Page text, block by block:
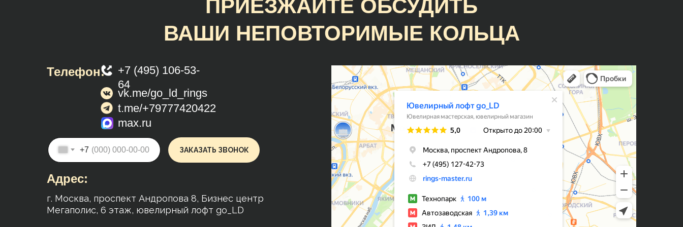
Замечательное предприятие с
прекрасными людьми и очень
интересной продукцией. Случайно
наткнулся на образец кольца и
лучше ничего не нашёл. Сделали
очень красиво, аккуратно, точно по
размеру и гораздо раньше
оговорённого срока. Молодцы!
Кольца классные, причем, делают
оперативно, есть своя система
лояльности и скидок, что весьма
приятно) Мне на помолвку
молодой человек заказывал
кольцо, но немного не попал в
размер. Сотрудники подогнали
кольцо под размер - это входит в
ПРИЕЗЖАЙТЕ ОБСУДИТЬ
ВАШИ НЕПОВТОРИМЫЕ КОЛЬЦА
Телефон:
+7 (495) 106-53-
64
vk.me/go_ld_rings
Адрес:
г. Москва, проспект Андропова 8, Бизнес центр
Мегаполис, 6 этаж, ювелирный лофт go_LD
t.me/+79777420422
max.ru
+7 ЗАКАЗАТЬ ЗВОНОК